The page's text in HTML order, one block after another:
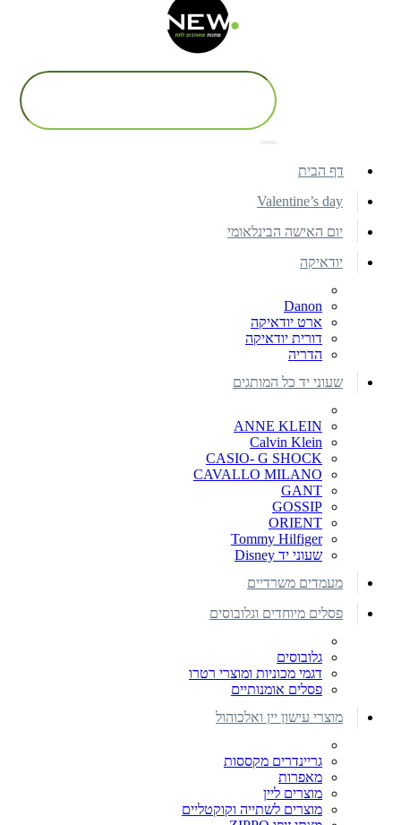
דף הבית
Valentine’s day
יום האישה הבינלאומי
יודאיקה
Danon
ארט יודאיקה
דורית יודאיקה
הדריה
שעוני יד כל המותגים
ANNE KLEIN
Calvin Klein
CASIO- G SHOCK
CAVALLO MILANO
GANT
GOSSIP
ORIENT
Tommy Hilfiger
שעוני יד Disney
מעמדים משרדיים
פסלים מיוחדים וגלובוסים
גלובוסים
דגמי מכוניות ומוצרי רטרו
פסלים אומנותיים
מוצרי עישון יין ואלכוהול
גריינדרים מקססות
מאפרות
מוצרים ליין
מוצרים לשתייה וקוקטליים